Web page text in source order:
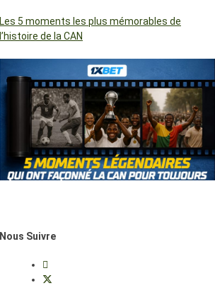
Les 5 moments les plus mémorables de
l’histoire de la CAN
Nous Suivre